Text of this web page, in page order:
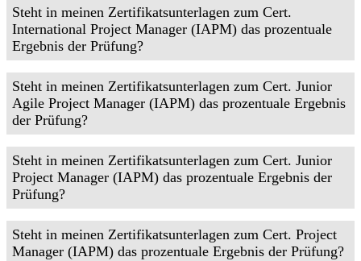
Steht in meinen Zertifikatsunterlagen zum Cert.
International Project Manager (IAPM) das prozentuale
Ergebnis der Prüfung?
Steht in meinen Zertifikatsunterlagen zum Cert. Junior
Agile Project Manager (IAPM) das prozentuale Ergebnis
der Prüfung?
Steht in meinen Zertifikatsunterlagen zum Cert. Junior
Project Manager (IAPM) das prozentuale Ergebnis der
Prüfung?
Steht in meinen Zertifikatsunterlagen zum Cert. Project
Manager (IAPM) das prozentuale Ergebnis der Prüfung?